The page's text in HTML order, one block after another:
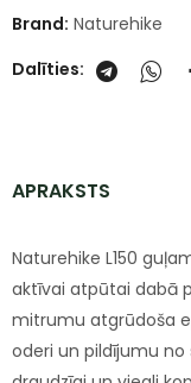
Brand: Naturehike
Dalīties:
APRAKSTS
Naturehike L150
aktīvai atpūtai dabā
mitrumu atgrūdoša
oderi un pildījumu no